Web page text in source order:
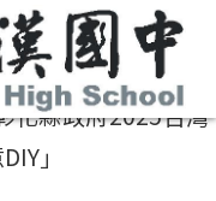
化縣政府2025台灣
」